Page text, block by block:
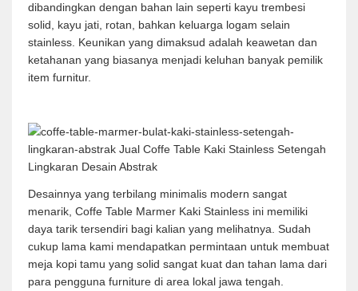
dibandingkan dengan bahan lain seperti kayu trembesi
solid, kayu jati, rotan, bahkan keluarga logam selain
stainless. Keunikan yang dimaksud adalah keawetan dan
ketahanan yang biasanya menjadi keluhan banyak pemilik
item furnitur.
Desainnya yang terbilang minimalis modern sangat
menarik, Coffe Table Marmer Kaki Stainless ini memiliki
daya tarik tersendiri bagi kalian yang melihatnya. Sudah
cukup lama kami mendapatkan permintaan untuk membuat
meja kopi tamu yang solid sangat kuat dan tahan lama dari
para pengguna furniture di area lokal jawa tengah.